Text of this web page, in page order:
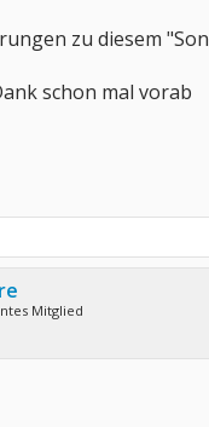
zu diesem
schon mal vorab
Mitglied